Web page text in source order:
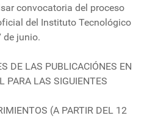
convocatoria del proceso
del Instituto Tecnológico
de junio.
DE LAS PUBLICACIÓNES EN
PARA LAS SIGUIENTES
(A PARTIR DEL 12